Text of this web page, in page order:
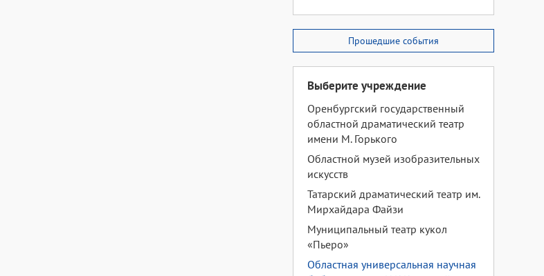
Прошедшие события
Выберите учреждение
Оренбургский государственный
областной драматический театр
имени М. Горького
Областной музей изобразительных
искусств
Татарский драматический театр им.
Мирхайдара Файзи
Муниципальный театр кукол
«Пьеро»
Областная универсальная научная